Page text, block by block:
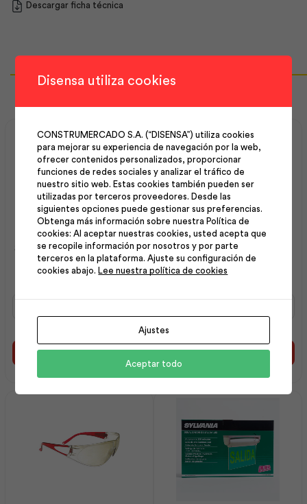
Descargar ficha técnica
Productos Relacionados
Separador Vial Cilíndrico |
Plastigama
Separador
Plastigama
cantidad
Máscara de Soldar
Fotosensible | Indura
Máscara
|
Indura
cantidad
Disensa utiliza cookies
CONSTRUMERCADO S.A. (“DISENSA”) utiliza cookies
para mejorar su experiencia de navegación por la web,
ofrecer contenidos personalizados, proporcionar
funciones de redes sociales y analizar el tráfico de
nuestro sitio web. Estas cookies también pueden ser
utilizadas por terceros proveedores. Desde las
siguientes opciones puede gestionar sus preferencias.
Obtenga más información sobre nuestra Política de
cookies: Al aceptar nuestras cookies, usted acepta que
se recopile información por nosotros y por parte
terceros en la plataforma. Ajuste su configuración de
cookies abajo. Lee nuestra política de cookies
Ajustes
Aceptar todo